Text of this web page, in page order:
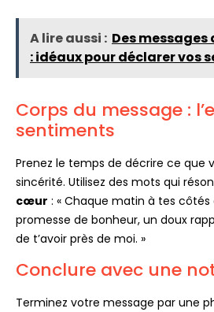
A lire aussi : Des
: idéaux pour déclarer vos
Corps du message :
sentiments
Prenez le temps de décrire ce que
sincérité. Utilisez des mots qui
cœur : « Chaque matin à tes
promesse de bonheur, un doux
de t’avoir près de moi. »
Conclure avec une
Terminez votre message par une